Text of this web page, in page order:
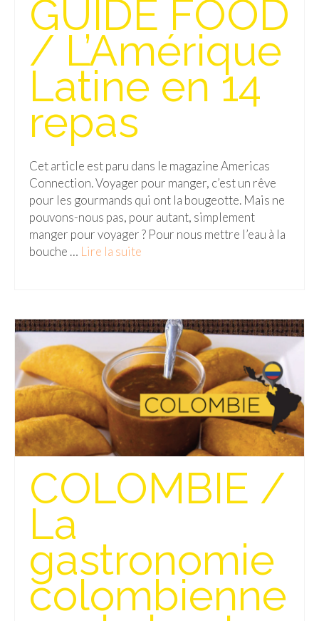
Isla del Sol
Lac Titicaca
Salar d’Uyuni
Chili
Paraguay
Pérou
Lac Titicaca
Machu Picchu
Guilin & Yangshuo
Xi’An
Corée du Sud
Japon
Fukuoka
Kyoto
Mont Fuji
Nikko
GUIDE FOOD
/ L’Amérique
Latine en 14
repas
Cet article est paru dans le magazine Americas
Connection. Voyager pour manger, c’est un rêve
pour les gourmands qui ont la bougeotte. Mais ne
pouvons-nous pas, pour autant, simplement
manger pour voyager ? Pour nous mettre l’eau à la
bouche … Lire la suite­­
COLOMBIE /
La
gastronomie
colombienne